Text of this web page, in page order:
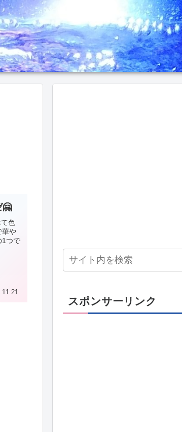
🤗
色
華や
1つで
スポンサーリンク